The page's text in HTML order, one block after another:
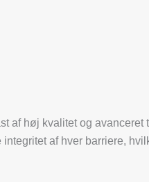
af høj kvalitet og
af hver barriere,